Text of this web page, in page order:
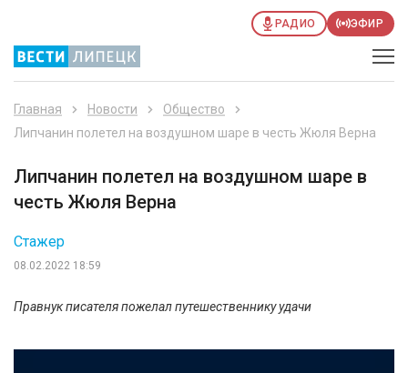
РАДИО ЭФИР
Главная Новости
Общество
Липчанин полетел на воздушном шаре в честь Жюля Верна
Липчанин полетел на воздушном шаре в
честь Жюля Верна
08.02.2022 18:59
Стажер
Правнук писателя пожелал путешественнику удачи